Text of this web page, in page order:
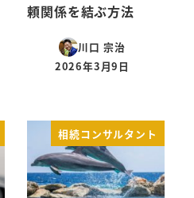
頼関係を結ぶ方法
川口 宗治
投稿日
2026年3月9日
相続コンサルタント